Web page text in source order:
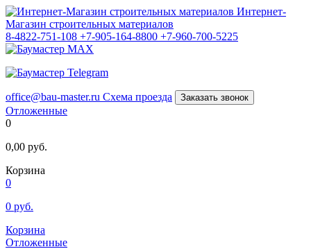
Интернет-
Магазин строительных материалов
8-4822-751-108 +7-905-164-8800 +7-960-700-5225
office@bau-master.ru Схема проезда Заказать звонок
Отложенные
0
0,00 руб.
Корзина
0
0 руб.
Корзина
Отложенные